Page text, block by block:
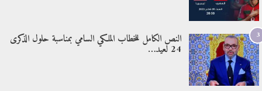
3 النص الكامل للخطاب الملكي السامي بمناسبة حلول الذكرى
24 لعيد…